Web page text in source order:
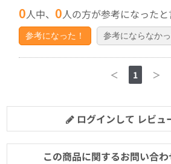
0人中、0人の方が参考になったと
参考になった！ 参考にならなか
＜ 1 ＞
ログインして レビュ
この商品に関するお問い合